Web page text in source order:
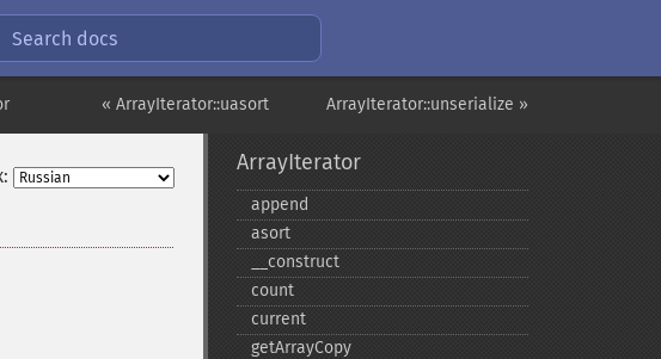
Search docs
ArrayIterator::unserialize »
« ArrayIterator::uasort
ArrayIterator
append
asort
_​_​construct
count
current
getArrayCopy